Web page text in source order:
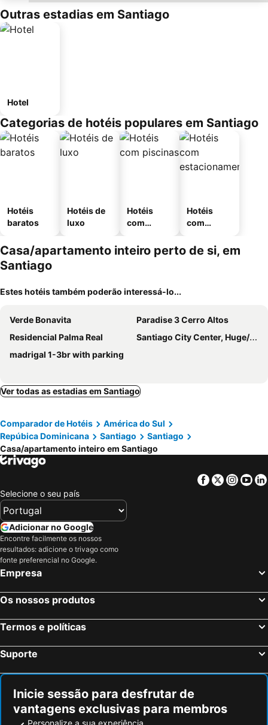
Outras estadias em Santiago
Hotel
Categorias de hotéis populares em Santiago
Hotéis
baratos
Hotéis de
luxo
Hotéis
com
Hotéis
com
mento
Casa/apartamento inteiro perto de si, em
Santiago
Estes hotéis também poderão interessá-lo...
Verde Bonavita
Paradise 3 Cerro Altos
Residencial Palma Real
Santiago City Center, Huge/nice Apt To Stay Rooftop To Enjoy The City View
madrigal 1-3br with parking
Ver todas as estadias em Santiago
Comparador de Hotéis
América do Sul
Repúbica Dominicana
Santiago
Santiago
Casa/apartamento inteiro em Santiago
Facebook
Twitter
Selecione o seu país
Adicionar no Google
Encontre facilmente os nossos
resultados: adicione o trivago como
fonte preferencial no Google.
Empresa
Os nossos produtos
Termos e políticas
Suporte
Inicie sessão para desfrutar de
vantagens exclusivas para membros
Personalize a sua experiência